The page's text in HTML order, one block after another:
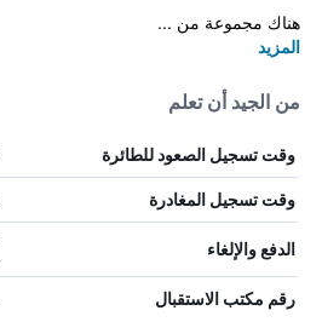
هناك مجموعة من ...
المزيد
من الجيد أن تعلم
وقت تسجيل الصعود للطائرة
وقت تسجيل المغادرة
الدفع والإلغاء
رقم مكتب الاستقبال